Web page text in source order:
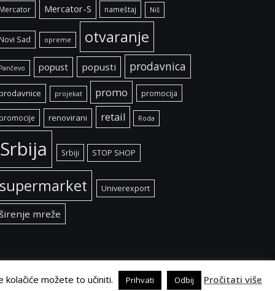
Mercator Mercator-S nameštaj Niš
Novi Sad opreme otvaranje
Pančevo popust popusti prodavnica
projekat promo promocija
promocije renovirani retail Roda
Srbija Srbiji STOP SHOP
supermarket Univerexport
širenje mreže
kolačiće možete to učiniti. Prihvati Odbij Pročitati više